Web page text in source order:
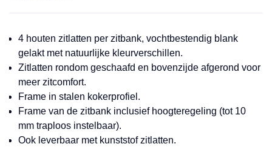
4 houten zitlatten per zitbank, vochtbestendig blank
gelakt met natuurlijke kleurverschillen.
Zitlatten rondom geschaafd en bovenzijde afgerond voor
meer zitcomfort.
Frame in stalen kokerprofiel.
Frame van de zitbank inclusief hoogteregeling (tot 10
mm traploos instelbaar).
Ook leverbaar met kunststof zitlatten.